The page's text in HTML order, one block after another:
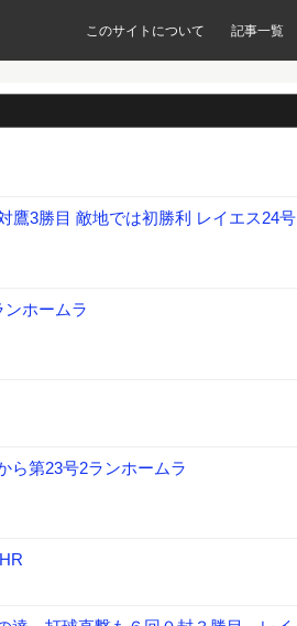
このサイトについて 記事一覧
鷹3勝目 敵地では初勝利 レイエス24号
ンホームラ
ら第23号2ランホームラ